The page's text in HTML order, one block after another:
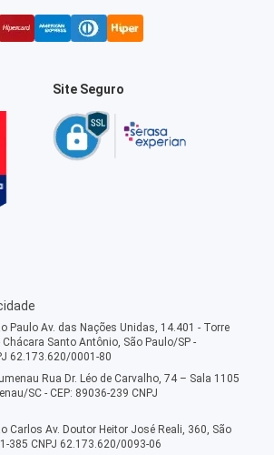
Site Seguro
Paulo Av. das Nações Unidas, 14.401 - Torre
Chácara Santo Antônio, São Paulo/SP -
62.173.620/0001-80
Rua Dr. Léo de Carvalho, 74 – Sala 1105
SC - CEP: 89036-239 CNPJ
Carlos Av. Doutor Heitor José Reali, 360, São
385 CNPJ 62.173.620/0093-06